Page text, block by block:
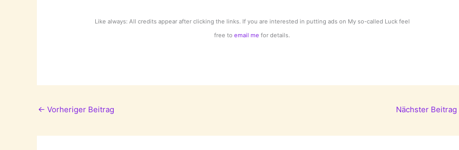
Like always: All credits appear after clicking the links. If you are interested in putting ads on My so-called Luck feel
free to email me for details.
← Vorheriger Beitrag Nächster Beitrag